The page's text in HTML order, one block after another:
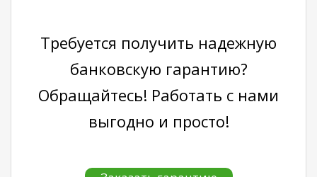
Требуется получить надежную
банковскую гарантию?
Обращайтесь! Работать с нами
выгодно и просто!